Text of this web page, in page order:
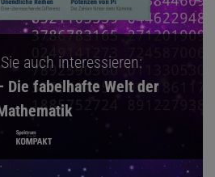
auch interessieren:
Die fabelhafte Welt der